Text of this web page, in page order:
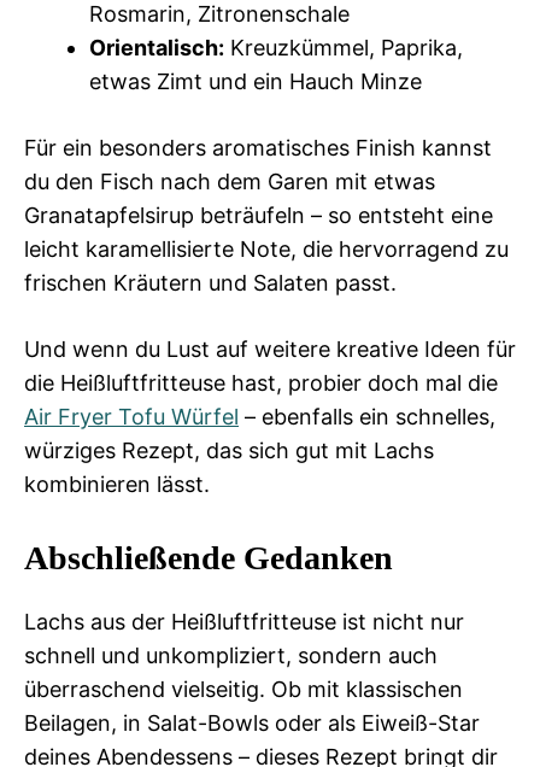
Rosmarin, Zitronenschale
Orientalisch: Kreuzkümmel, Paprika,
etwas Zimt und ein Hauch Minze
Für ein besonders aromatisches Finish kannst
du den Fisch nach dem Garen mit etwas
Granatapfelsirup beträufeln – so entsteht eine
leicht karamellisierte Note, die hervorragend zu
frischen Kräutern und Salaten passt.
Und wenn du Lust auf weitere kreative Ideen für
die Heißluftfritteuse hast, probier doch mal die
Air Fryer Tofu Würfel – ebenfalls ein schnelles,
würziges Rezept, das sich gut mit Lachs
kombinieren lässt.
Abschließende Gedanken
Lachs aus der Heißluftfritteuse ist nicht nur
schnell und unkompliziert, sondern auch
überraschend vielseitig. Ob mit klassischen
Beilagen, in Salat-Bowls oder als Eiweiß-Star
deines Abendessens – dieses Rezept bringt dir